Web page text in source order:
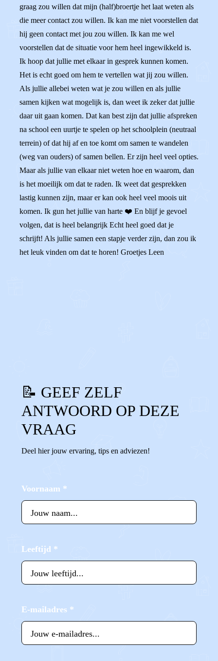
graag zou willen dat mijn (half)broertje het laat weten als
die meer contact zou willen. Ik kan me niet voorstellen dat
hij geen contact met jou zou willen. Ik kan me wel
voorstellen dat de situatie voor hem heel ingewikkeld is.
Ik hoop dat jullie met elkaar in gesprek kunnen komen.
Het is echt goed om hem te vertellen wat jij zou willen.
Als jullie allebei weten wat je zou willen en als jullie
samen kijken wat mogelijk is, dan weet ik zeker dat jullie
daar uit gaan komen. Dat kan best zijn dat jullie afspreken
na school een uurtje te spelen op het schoolplein (neutraal
terrein) of dat hij af en toe komt om samen te wandelen
(weg van ouders) of samen bellen. Er zijn heel veel opties.
Maar als jullie van elkaar niet weten hoe en waarom, dan
is het moeilijk om dat te raden. Ik weet dat gesprekken
lastig kunnen zijn, maar er kan ook heel veel moois uit
komen. Ik gun het jullie van harte ❤️ En blijf je gevoel
volgen, dat is heel belangrijk Echt heel goed dat je
schrijft! Als jullie samen een stapje verder zijn, dan zou ik
het leuk vinden om dat te horen! Groetjes Leen
📝 GEEF ZELF
ANTWOORD OP DEZE
VRAAG
Deel hier jouw ervaring, tips en adviezen!
Voornaam *
Leeftijd *
E-mailadres *